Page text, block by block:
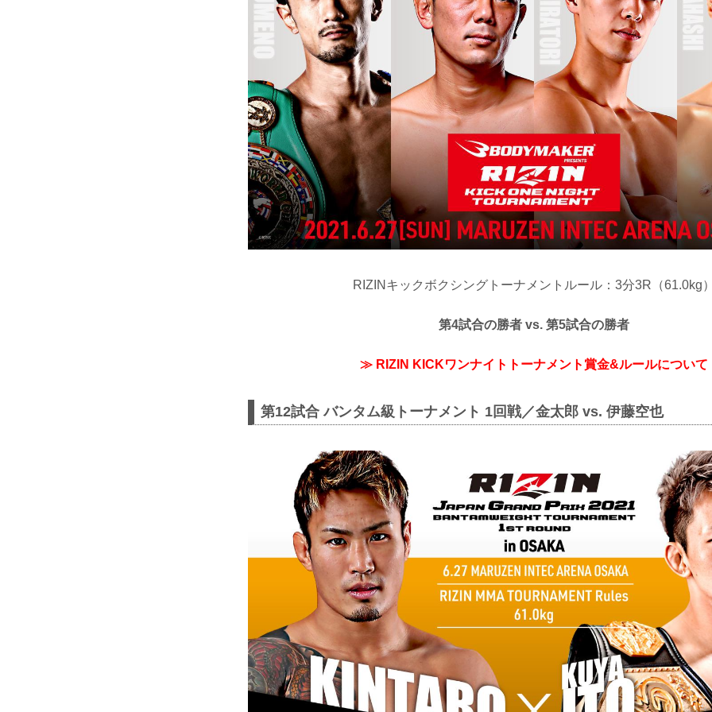
RIZINキックボクシングトーナメントルール：3分3R（61.0kg
第4試合の勝者 vs. 第5試合の勝者
≫ RIZIN KICKワンナイトトーナメント賞金&ルールについて
第12試合 バンタム級トーナメント 1回戦／金太郎 vs. 伊藤空也